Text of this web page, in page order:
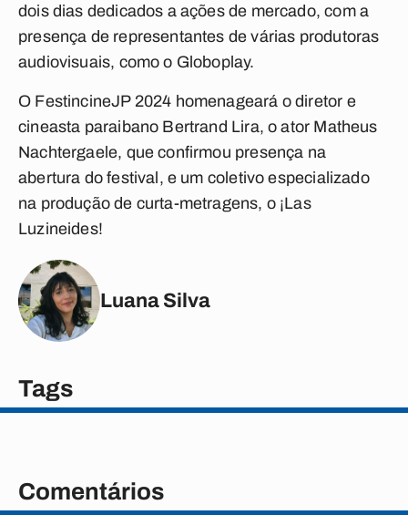
dois dias dedicados a ações de mercado, com a
presença de representantes de várias produtoras
audiovisuais, como o Globoplay.
O FestincineJP 2024 homenageará o diretor e
cineasta paraibano Bertrand Lira, o ator Matheus
Nachtergaele, que confirmou presença na
abertura do festival, e um coletivo especializado
na produção de curta-metragens, o ¡Las
Luzineides!
Luana Silva
Tags
Comentários